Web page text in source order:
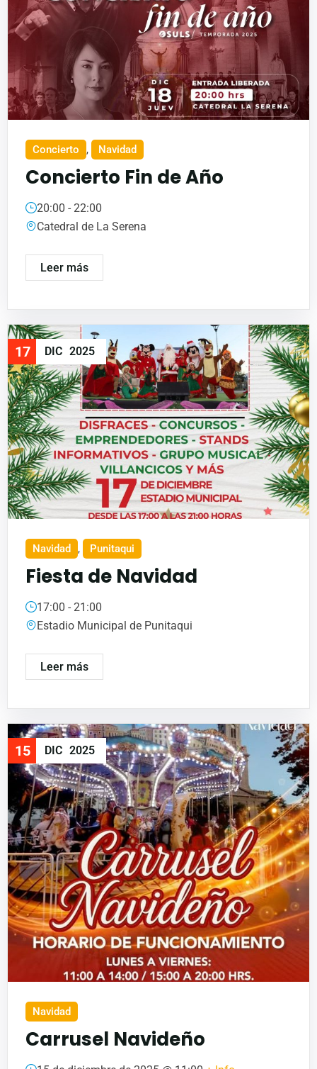
Concierto , Navidad
Concierto Fin de Año
20:00 - 22:00
Catedral de La Serena
Leer más
17 DIC 2025
Navidad , Punitaqui
Fiesta de Navidad
17:00 - 21:00
Estadio Municipal de Punitaqui
Leer más
15 DIC 2025
Navidad
Carrusel Navideño